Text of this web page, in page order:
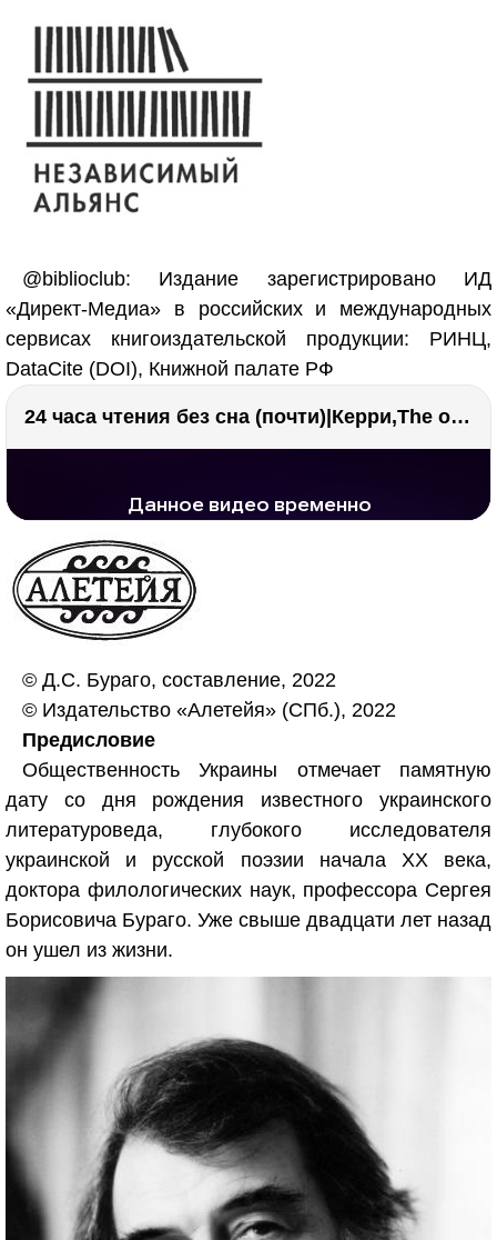
@biblioclub: Издание зарегистрировано ИД
«Директ-Медиа» в российских и международных
сервисах книгоиздательской продукции: РИНЦ,
DataCite (DOI), Книжной палате РФ
24 часа чтения без сна (почти)|Керри,The one единственный, Адвокат дьявола
© Д.С. Бураго, составление, 2022
© Издательство «Алетейя» (СПб.), 2022
Предисловие
Общественность Украины отмечает памятную
дату со дня рождения известного украинского
литературоведа, глубокого исследователя
украинской и русской поэзии начала XX века,
доктора филологических наук, профессора Сергея
Борисовича Бураго. Уже свыше двадцати лет назад
он ушел из жизни.